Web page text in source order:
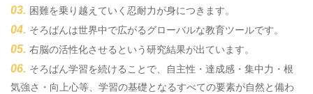
困難を乗り越えていく忍耐力が身につきます。
そろばんは世界中で広がるグローバルな教育ツールです。
右脳の活性化させるという研究結果が出ています。
そろばん学習を続けることで、自主性・達成感・集中力・根
気強さ・向上心等、学習の基礎となるすべての要素が自然と備わ